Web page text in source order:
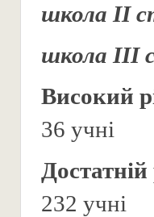
школа ІІ
школа ІІІ
Високий
36 учні
232 учні